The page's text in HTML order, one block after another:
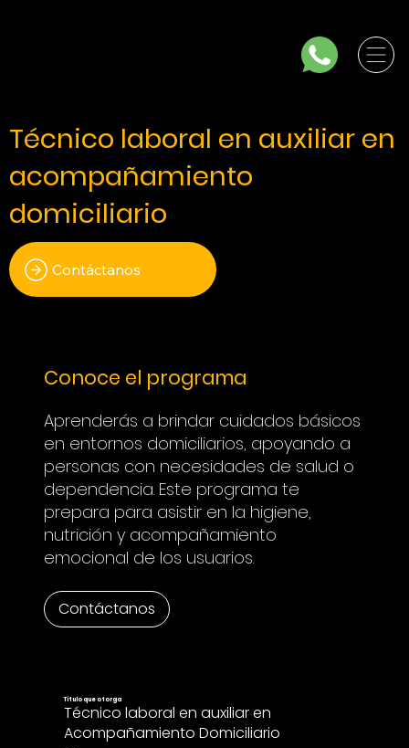
Contáctanos
Técnico laboral en auxiliar en
acompañamiento
domiciliario
Título que otorga
Técnico laboral en auxiliar en
Acompañamiento Domiciliario
Conoce el programa
Aprenderás a brindar cuidados básicos
en entornos domiciliarios, apoyando a
personas con necesidades de salud o
dependencia. Este programa te
prepara para asistir en la higiene,
nutrición y acompañamiento
emocional de los usuarios.
Contáctanos